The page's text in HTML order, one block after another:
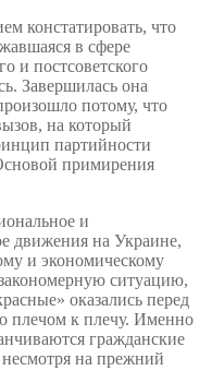
констатировать, что
в сфере
и постсоветского
Завершилась она
потому, что
на который
партийности
примирения
и
движения на Украине,
и экономическому
ситуацию,
оказались перед
плечом к плечу. Именно
гражданские
на прежний